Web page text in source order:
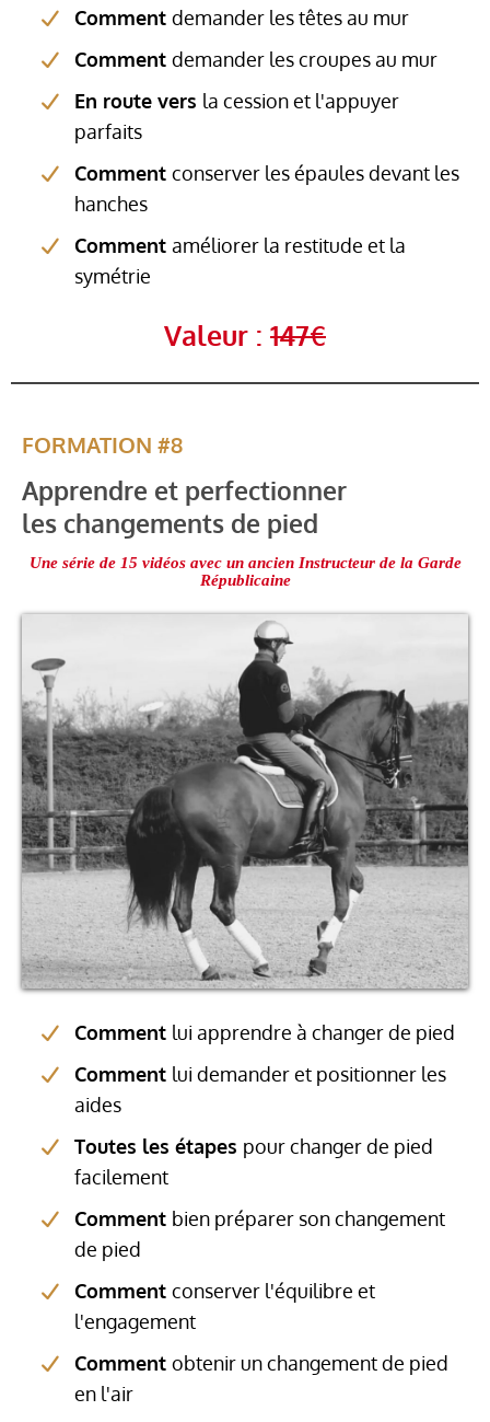
Comment demander les têtes au mur
Comment demander les croupes au mur
En route vers la cession et l'appuyer
parfaits
Comment conserver les épaules devant les
hanches
Comment améliorer la restitude et la
symétrie
Valeur : 147€
FORMATION #8
Apprendre et perfectionner
les changements de pied
Une série de 15 vidéos avec un ancien Instructeur de la Garde
Républicaine
Comment lui apprendre à changer de pied
Comment lui demander et positionner les
aides
Toutes les étapes pour changer de pied
facilement
Comment bien préparer son changement
de pied
Comment conserver l'équilibre et
l'engagement
Comment obtenir un changement de pied
en l'air